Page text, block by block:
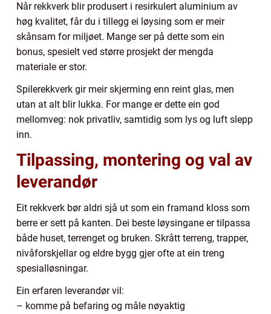
Når rekkverk blir produsert i resirkulert aluminium av
høg kvalitet, får du i tillegg ei løysing som er meir
skånsam for miljøet. Mange ser på dette som ein
bonus, spesielt ved større prosjekt der mengda
materiale er stor.
Spilerekkverk gir meir skjerming enn reint glas, men
utan at alt blir lukka. For mange er dette ein god
mellomveg: nok privatliv, samtidig som lys og luft slepp
inn.
Tilpassing, montering og val av
leverandør
Eit rekkverk bør aldri sjå ut som ein framand kloss som
berre er sett på kanten. Dei beste løysingane er tilpassa
både huset, terrenget og bruken. Skrått terreng, trapper,
nivåforskjellar og eldre bygg gjer ofte at ein treng
spesialløsningar.
Ein erfaren leverandør vil:
– komme på befaring og måle nøyaktig